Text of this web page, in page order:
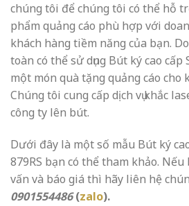
chúng tôi để chúng tôi có thể hỗ
phẩm quảng cáo phù hợp với
khách hàng tiềm năng của bạn.
toàn có thể sử dụng Bút ký cao cấp
một món quà tặng quảng cáo cho
Chúng tôi cung cấp dịch vụ khắc
công ty lên bút.
Dưới đây là một số mẫu Bút ký
879RS bạn có thể tham khảo.
vấn và báo giá thì hãy liên hệ
0901554486(zalo).